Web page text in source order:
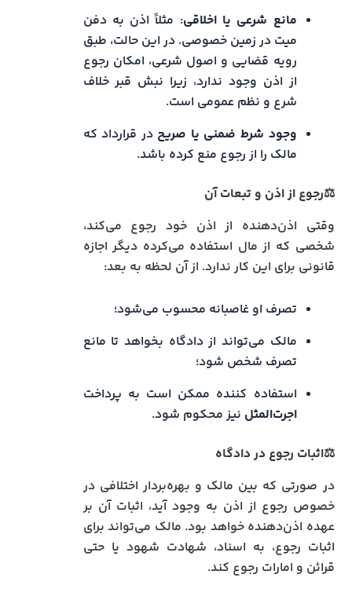
مانع شرعی یا اخلاقی: مثلاً اذن به دفن
میت در زمین خصوصی. در این حالت، طبق
رویه قضایی و اصول شرعی، امکان رجوع
از اذن وجود ندارد، زیرا نبش قبر خلاف
شرع و نظم عمومی است.
وجود شرط ضمنی یا صریح در قرارداد که
مالک را از رجوع منع کرده باشد.
⚖️رجوع از اذن و تبعات آن
وقتی اذن‌دهنده از اذن خود رجوع می‌کند،
شخصی که از مال استفاده می‌کرده دیگر اجازه
قانونی برای این کار ندارد. از آن لحظه به بعد:
تصرف او غاصبانه محسوب می‌شود؛
مالک می‌تواند از دادگاه بخواهد تا مانع
تصرف شخص شود؛
استفاده‌ کننده ممکن است به پرداخت
اجرت‌المثل نیز محکوم شود.
⚖️اثبات رجوع در دادگاه
در صورتی که بین مالک و بهره‌بردار اختلافی در
خصوص رجوع از اذن به وجود آید، اثبات آن بر
عهده اذن‌دهنده خواهد بود. مالک می‌تواند برای
اثبات رجوع، به اسناد، شهادت شهود یا حتی
قرائن و امارات رجوع کند.